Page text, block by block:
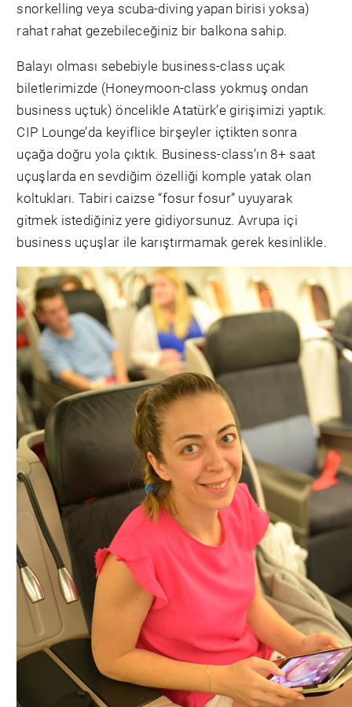
snorkelling veya scuba-diving yapan birisi yoksa)
rahat rahat gezebileceğiniz bir balkona sahip.
Balayı olması sebebiyle business-class uçak
biletlerimizde (Honeymoon-class yokmuş ondan
business uçtuk) öncelikle Atatürk’e girişimizi yaptık.
CIP Lounge’da keyiflice birşeyler içtikten sonra
uçağa doğru yola çıktık. Business-class’ın 8+ saat
uçuşlarda en sevdiğim özelliği komple yatak olan
koltukları. Tabiri caizse “fosur fosur” uyuyarak
gitmek istediğiniz yere gidiyorsunuz. Avrupa içi
business uçuşlar ile karıştırmamak gerek kesinlikle.